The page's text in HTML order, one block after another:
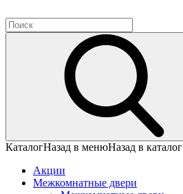
КаталогНазад в менюНазад в каталог
Акции
Межкомнатные двери